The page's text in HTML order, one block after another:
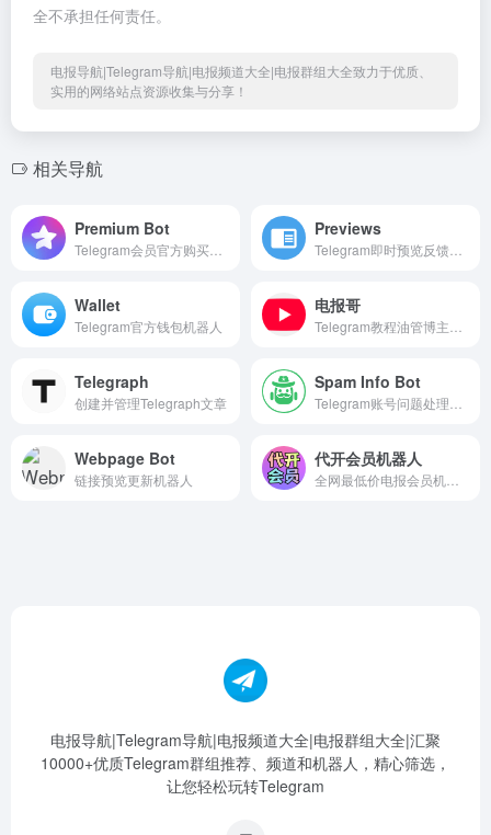
全不承担任何责任。
电报导航|Telegram导航|电报频道大全|电报群组大全致力于优质、
实用的网络站点资源收集与分享！
相关导航
Premium Bot Previews
Wallet
Telegram官方钱包机器人
电报哥
Telegraph
创建并管理Telegraph文章
Spam Info Bot
Webpage Bot
链接预览更新机器人
代开会员机器人
电报导航|Telegram导航|电报频道大全|电报群组大全|汇聚
10000+优质Telegram群组推荐、频道和机器人，精心筛选，
让您轻松玩转Telegram